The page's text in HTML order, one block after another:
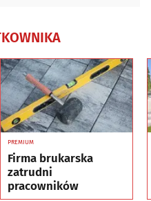
PREMIUM
Firma brukarska
zatrudni
pracowników